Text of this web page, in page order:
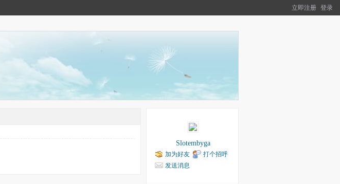
立即注册 登录
Slotembyga
加为好友
打个招呼
发送消息